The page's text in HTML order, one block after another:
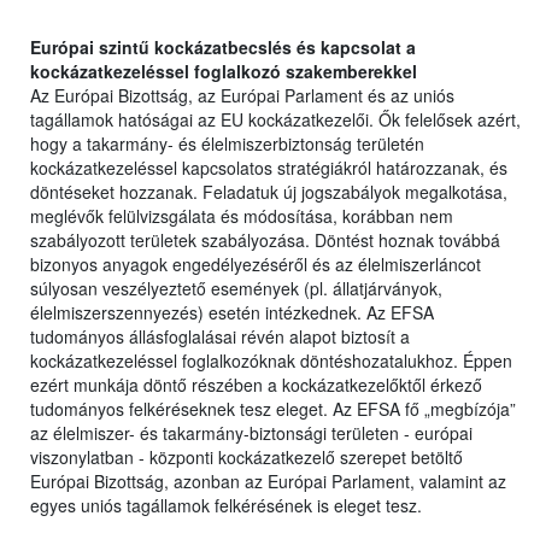
Európai szintű kockázatbecslés és kapcsolat a
kockázatkezeléssel foglalkozó szakemberekkel
Az Európai Bizottság, az Európai Parlament és az uniós
tagállamok hatóságai az EU kockázatkezelői. Ők felelősek azért,
hogy a takarmány- és élelmiszerbiztonság területén
kockázatkezeléssel kapcsolatos stratégiákról határozzanak, és
döntéseket hozzanak. Feladatuk új jogszabályok megalkotása,
meglévők felülvizsgálata és módosítása, korábban nem
szabályozott területek szabályozása. Döntést hoznak továbbá
bizonyos anyagok engedélyezéséről és az élelmiszerláncot
súlyosan veszélyeztető események (pl. állatjárványok,
élelmiszerszennyezés) esetén intézkednek. Az EFSA
tudományos állásfoglalásai révén alapot biztosít a
kockázatkezeléssel foglalkozóknak döntéshozatalukhoz. Éppen
ezért munkája döntő részében a kockázatkezelőktől érkező
tudományos felkéréseknek tesz eleget. Az EFSA fő „megbízója”
az élelmiszer- és takarmány-biztonsági területen - európai
viszonylatban - központi kockázatkezelő szerepet betöltő
Európai Bizottság, azonban az Európai Parlament, valamint az
egyes uniós tagállamok felkérésének is eleget tesz.